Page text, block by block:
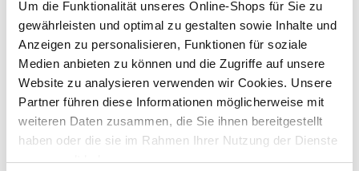
Um die Funktionalität unseres Online-Shops für Sie zu
gewährleisten und optimal zu gestalten sowie Inhalte und
Anzeigen zu personalisieren, Funktionen für soziale
Medien anbieten zu können und die Zugriffe auf unsere
Website zu analysieren verwenden wir Cookies. Unsere
Partner führen diese Informationen möglicherweise mit
weiteren Daten zusammen, die Sie ihnen bereitgestellt
haben oder die sie im Rahmen Ihrer Nutzung der Dienste
gesammelt haben.
Umzugskarton 500 x 350 x 450mm